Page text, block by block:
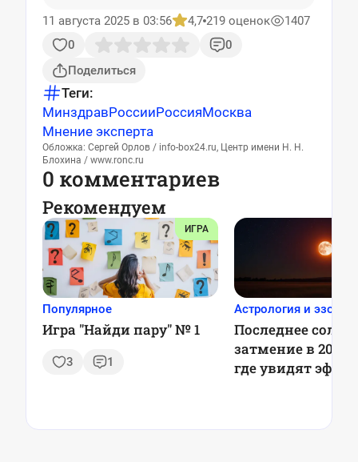
11 августа 2025 в 03:56
4,7 219 оценок
1407
0
0
Поделиться
Теги:
МинздравРоссииРоссияМосква
Мнение эксперта
Обложка: Сергей Орлов / info-box24.ru, Центр имени Н. Н.
Блохина / www.ronc.ru
0 комментариев
Рекомендуем
ИГРА
Популярное
Игра "Найди пару" № 1
3 1
Астрология и
Последнее
затмение в 2025
где увидят